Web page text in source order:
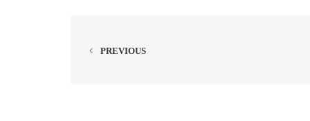
PREVIOUS